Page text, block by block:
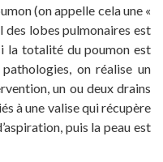
(on appelle cela une «
des lobes pulmonaires est
la totalité du poumon est
on réalise un
un ou deux drains
à une valise qui récupère
puis la peau est